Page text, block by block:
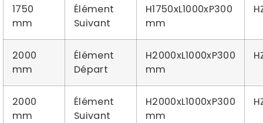
1750
mm
Élément
Suivant
H1750xL1000xP300
mm
2000
mm
Élément
Départ
H2000xL1000xP300
mm
2000
mm
Élément
Suivant
H2000xL1000xP300
mm